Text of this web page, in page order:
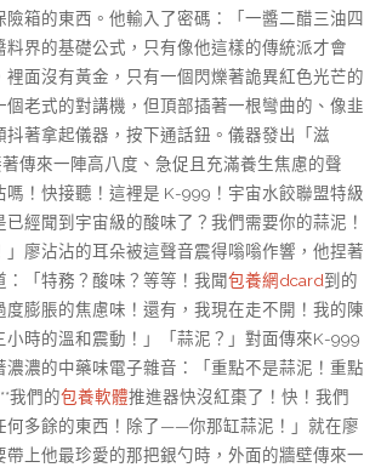
險箱的東西。他輸入了密碼：「一醬二醋三油四
料界的基礎公式，只有像他這樣的傳統派才會
裡面沒有黃金，只有一個閃爍著詭異紅色光芒的
個老式的對講機，但頂部插著一根彎曲的、像韭
抖著拿起儀器，按下通話鈕。儀器發出「滋
傳來一陣高八度、急促且充滿養生焦慮的聲
嗎！快接聽！這裡是 K-999！宇宙水餃聯盟特級
經聞到宇宙級的酸味了？我們需要你的蒜泥！
」廖沾沾的耳朵被這聲音震得嗡嗡作響，他捏著
「特務？酸味？等等！我聞包養網dcard到的
度膨脹的焦慮味！還有，我現在走不開！我的陳
小時的溫和震動！」「蒜泥？」對面傳來K-999
濃濃的中藥味電子雜音：「重點不是蒜泥！重點
我們的包養軟體推進器快沒紅棗了！快！我們
何多餘的東西！除了——你那缸蒜泥！」就在廖
帶上他最珍愛的那把銀勺時，外面的牆壁傳來一